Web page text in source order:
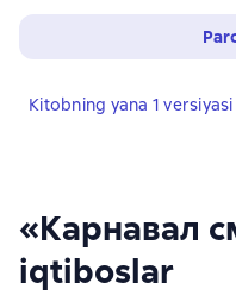
«Карнавал
iqtiboslar
Kitobning yana 1 versiyasi